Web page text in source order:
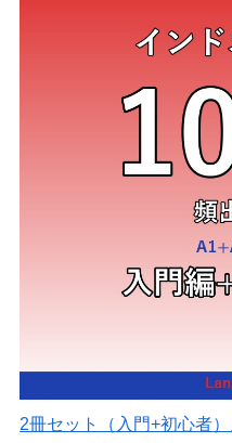
2冊セット（入門+初心者）